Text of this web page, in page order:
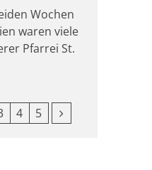
Wochen
waren viele
Pfarrei St.
4 5 Nächste Seite